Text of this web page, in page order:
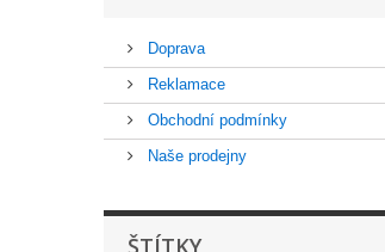
Doprava
Reklamace
Obchodní podmínky
Naše prodejny
ŠTÍTKY